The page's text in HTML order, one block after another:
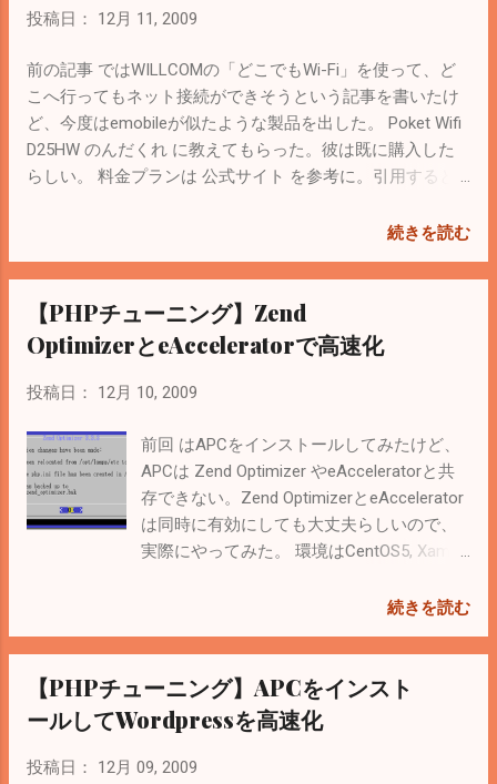
Warning: Xdebug MUST be loaded as a Zend extension in
ば良さそうなので、php.iniの最後（[Zend]ディレクティブ）
に次のように記述。
zend_extension="/opt/lampp/lib/php/extensions/no-debug-
non-zts-20060613/xdebug.so" Lamppを再起動して、
phpinfo()を出力してXdebugの項目が表示されていれば成功
< 2011/04/25 Revised > yum install gccを追記。 64bit環境で
/opt/lampp/lib/php/extensions/no-debug-non-zts-
20090626/xdebug.so: /opt/lampp/lib/php/extension...
投稿日： 12月 11, 2009
前の記事 ではWILLCOMの「どこでもWi-Fi」を使って、ど
こへ行ってもネット接続ができそうという記事を書いたけ
ど、今度はemobileが似たような製品を出した。 Poket Wifi
D25HW のんだくれ に教えてもらった。彼は既に購入した
らしい。 料金プランは 公式サイト を参考に。引用すると
1400円で、使ったとしても最大5380円で固定。 とてもお手
があればさらに幸せになれるかも。 ちなみに公衆無線LAN
を前に調べたときは 価格.comのワイヤレスBB がよさげだ
った。基本料金が210円で安いし。 今のところ必要ではな
いけれど、そのうち買ってしまうかも。 機能については下
記記事が分かりやすい。 【WoodStreamのデジタルライ
続きを読む
【PHPチューニング】Zend
OptimizerとeAcceleratorで高速化
投稿日： 12月 10, 2009
前回 はAPCをインストールしてみたけど、
APCは Zend Optimizer やeAcceleratorと共
存できない。Zend OptimizerとeAccelerator
は同時に有効にしても大丈夫らしいので、
実際にやってみた。 環境はCentOS5, Xampp
php5.2.9） Zend Optimizer は公式サイトか
応しているのがPHP5.2.xまでなのでXampp
の1.7.2以上は動かないかも。 解凍してイン
ストール # tar xzvf ZendOptimizer-3.3.3-
linux-glibc23-i386.tar.gz # cd ZendOptimizer-
3.3.3-linux-glibc23-i386 # ./install これでイン
続きを読む
【PHPチューニング】APCをインスト
ールしてWordpressを高速化
投稿日： 12月 09, 2009